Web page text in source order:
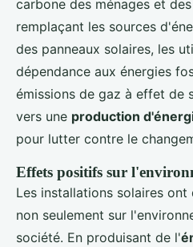
carbone des ménages et
remplaçant les sources
des panneaux solaires, les
dépendance aux énergies
émissions de gaz à effet de
vers une production
pour lutter contre le
Effets positifs sur
Les installations solaires
non seulement sur
société. En produisant de l'